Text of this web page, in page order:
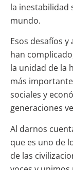
la inestabilidad
mundo.
Esos desafíos y
han
la unidad de la
más
sociales y
generaciones
Al darnos
que es uno de
de las